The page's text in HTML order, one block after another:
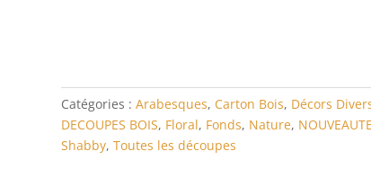
orientale
Catégories : Arabesques, Carton Bois, Décors
DECOUPES BOIS, Floral, Fonds, Nature,
Shabby, Toutes les découpes